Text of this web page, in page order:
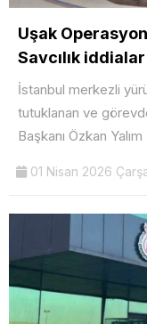
Uşak
Savcılık
İstanbul merkezli
tutuklanan ve
Başkanı Özkan Yalım
01 Nisan 2026